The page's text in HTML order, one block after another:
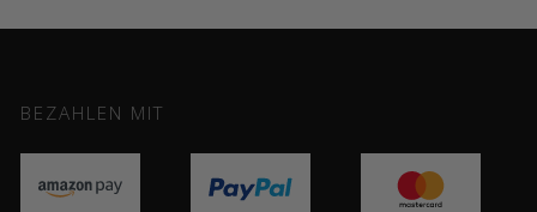
BEZAHLEN MIT